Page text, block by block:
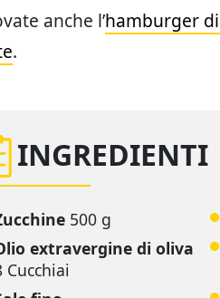
anche l’hamburger
.
INGREDIENTI
500 g
extravergine di oliva
Cucchiai